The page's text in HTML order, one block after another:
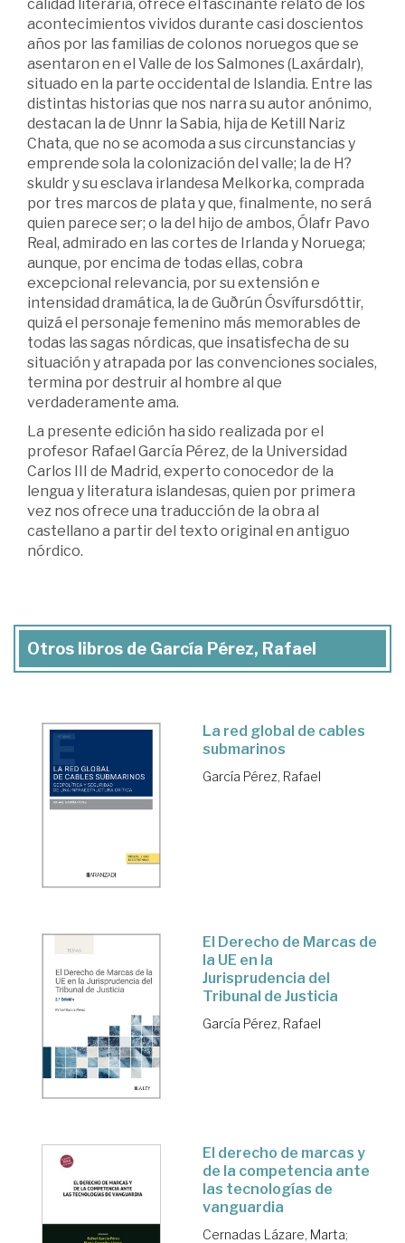
calidad literaria, ofrece el fascinante relato de los
acontecimientos vividos durante casi doscientos
años por las familias de colonos noruegos que se
asentaron en el Valle de los Salmones (Laxárdalr),
situado en la parte occidental de Islandia. Entre las
distintas historias que nos narra su autor anónimo,
destacan la de Unnr la Sabia, hija de Ketill Nariz
Chata, que no se acomoda a sus circunstancias y
emprende sola la colonización del valle; la de H?
skuldr y su esclava irlandesa Melkorka, comprada
por tres marcos de plata y que, finalmente, no será
quien parece ser; o la del hijo de ambos, Ólafr Pavo
Real, admirado en las cortes de Irlanda y Noruega;
aunque, por encima de todas ellas, cobra
excepcional relevancia, por su extensión e
intensidad dramática, la de Guðrún Ósvífursdóttir,
quizá el personaje femenino más memorables de
todas las sagas nórdicas, que insatisfecha de su
situación y atrapada por las convenciones sociales,
termina por destruir al hombre al que
verdaderamente ama.
La presente edición ha sido realizada por el
profesor Rafael García Pérez, de la Universidad
Carlos III de Madrid, experto conocedor de la
lengua y literatura islandesas, quien por primera
vez nos ofrece una traducción de la obra al
castellano a partir del texto original en antiguo
nórdico.
Otros libros de García Pérez, Rafael
La red global de cables
submarinos
García Pérez, Rafael
El Derecho de Marcas de
la UE en la
Jurisprudencia del
Tribunal de Justicia
García Pérez, Rafael
El derecho de marcas y
de la competencia ante
las tecnologías de
vanguardia
Cernadas Lázare, Marta;